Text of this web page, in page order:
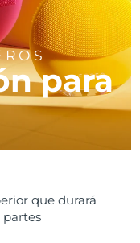
para
que durará
partes